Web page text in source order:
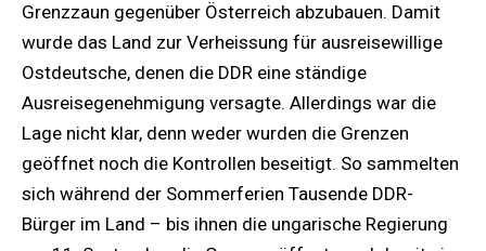
Grenzzaun gegenüber Österreich abzubauen. Damit
wurde das Land zur Verheissung für ausreisewillige
Ostdeutsche, denen die DDR eine ständige
Ausreisegenehmigung versagte. Allerdings war die
Lage nicht klar, denn weder wurden die Grenzen
geöffnet noch die Kontrollen beseitigt. So sammelten
sich während der Sommerferien Tausende DDR-
Bürger im Land – bis ihnen die ungarische Regierung